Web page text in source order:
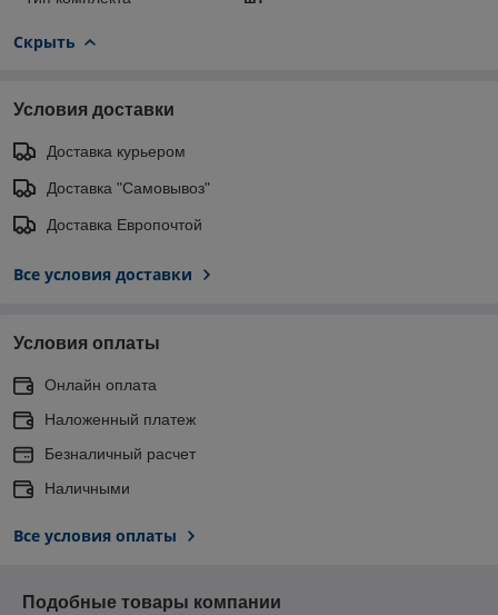
Скрыть
Условия доставки
Доставка курьером
Доставка "Самовывоз"
Доставка Европочтой
Все условия доставки
Условия оплаты
Онлайн оплата
Наложенный платеж
Безналичный расчет
Наличными
Все условия оплаты
Подобные товары компании